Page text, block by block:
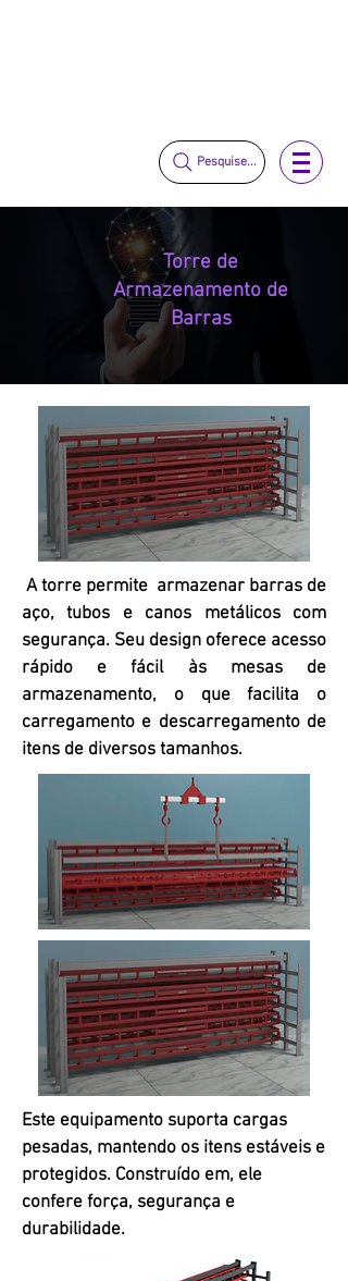
Pesquise...
Torre de
Armazenamento de
Barras
A torre permite armazenar barras de
aço, tubos e canos metálicos com
segurança. Seu design oferece acesso
rápido e fácil às mesas de
armazenamento, o que facilita o
carregamento e descarregamento de
itens de diversos tamanhos.
Este equipamento suporta cargas
pesadas, mantendo os itens estáveis e
protegidos. Construído em, ele
confere força, segurança e
durabilidade.